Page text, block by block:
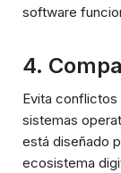
software
4.
Evita
sistemas
está diseñado
ecosistema